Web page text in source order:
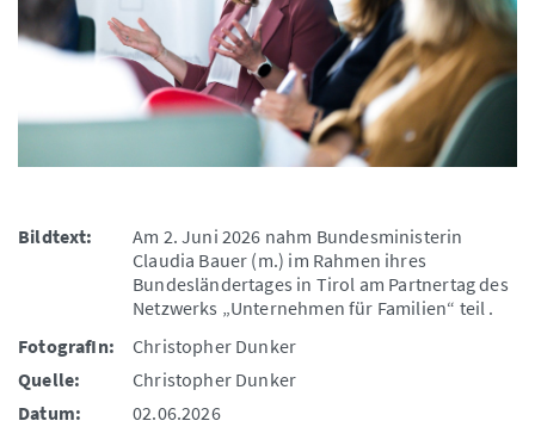
Bildtext:
Am 2. Juni 2026 nahm Bundesministerin
Claudia Bauer (m.) im Rahmen ihres
Bundesländertages in Tirol am Partnertag des
Netzwerks „Unternehmen für Familien“ teil .
FotografIn:
Christopher Dunker
Quelle:
Christopher Dunker
Datum:
02.06.2026